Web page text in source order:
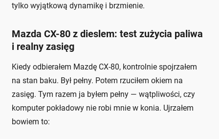
tylko wyjątkową dynamikę i brzmienie.
Mazda CX-80 z dieslem: test zużycia paliwa
i realny zasięg
Kiedy odbierałem Mazdę CX-80, kontrolnie spojrzałem
na stan baku. Był pełny. Potem rzuciłem okiem na
zasięg. Tym razem ja byłem pełny — wątpliwości, czy
komputer pokładowy nie robi mnie w konia. Ujrzałem
bowiem to: